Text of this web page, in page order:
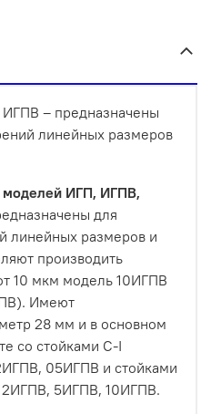
– предназначены
линейных размеров
моделей ИГП, ИГПВ,
для
линейных размеров и
производить
10 мкм модель 10ИГПВ
Имеют
28 мм и в основном
со стойками С-I
05ИГПВ и стойками
5ИГПВ, 10ИГПВ.